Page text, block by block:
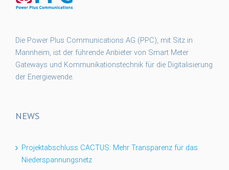
Die Power Plus Communications AG (PPC), mit Sitz in
Mannheim, ist der führende Anbieter von Smart Meter
Gateways und Kommunikationstechnik für die Digitalisierung
der Energiewende.
NEWS
Projektabschluss CACTUS: Mehr Transparenz für das
Niederspannungsnetz